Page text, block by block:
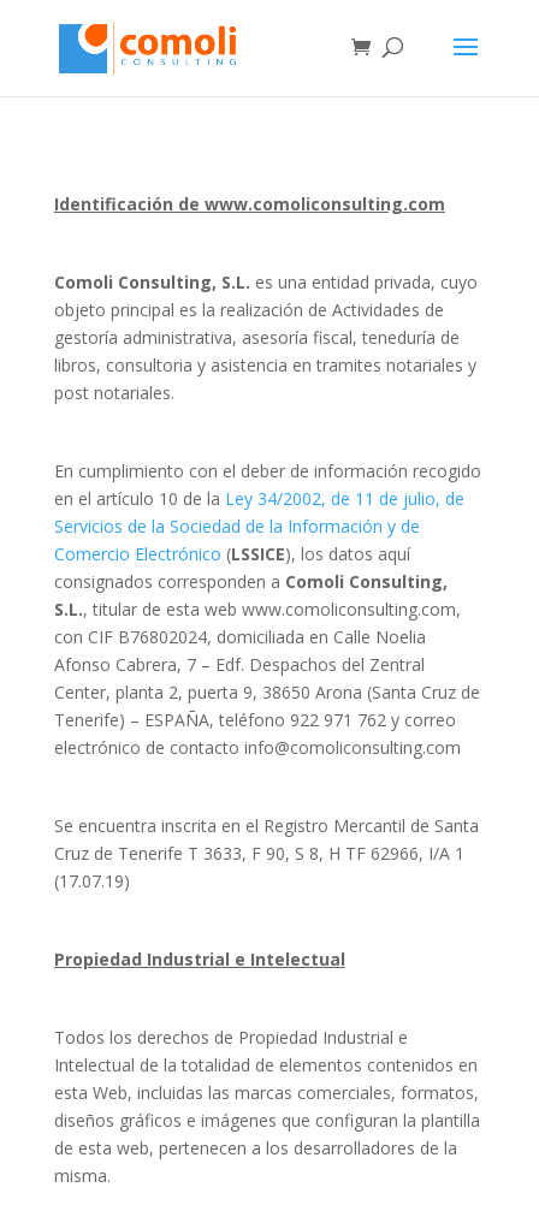
Identificación de www.comoliconsulting.com
Comoli Consulting, S.L. es una entidad privada, cuyo
objeto principal es la realización de Actividades de
gestoría administrativa, asesoría fiscal, teneduría de
libros, consultoria y asistencia en tramites notariales y
post notariales.
En cumplimiento con el deber de información recogido
en el artículo 10 de la Ley 34/2002, de 11 de julio, de
Servicios de la Sociedad de la Información y de
Comercio Electrónico (LSSICE), los datos aquí
consignados corresponden a Comoli Consulting,
S.L., titular de esta web www.comoliconsulting.com,
con CIF B76802024, domiciliada en Calle Noelia
Afonso Cabrera, 7 – Edf. Despachos del Zentral
Center, planta 2, puerta 9, 38650 Arona (Santa Cruz de
Tenerife) – ESPAÑA, teléfono 922 971 762 y correo
electrónico de contacto info@comoliconsulting.com
Se encuentra inscrita en el Registro Mercantil de Santa
Cruz de Tenerife T 3633, F 90, S 8, H TF 62966, I/A 1
(17.07.19)
Propiedad Industrial e Intelectual
Todos los derechos de Propiedad Industrial e
Intelectual de la totalidad de elementos contenidos en
esta Web, incluidas las marcas comerciales, formatos,
diseños gráficos e imágenes que configuran la plantilla
de esta web, pertenecen a los desarrolladores de la
misma.